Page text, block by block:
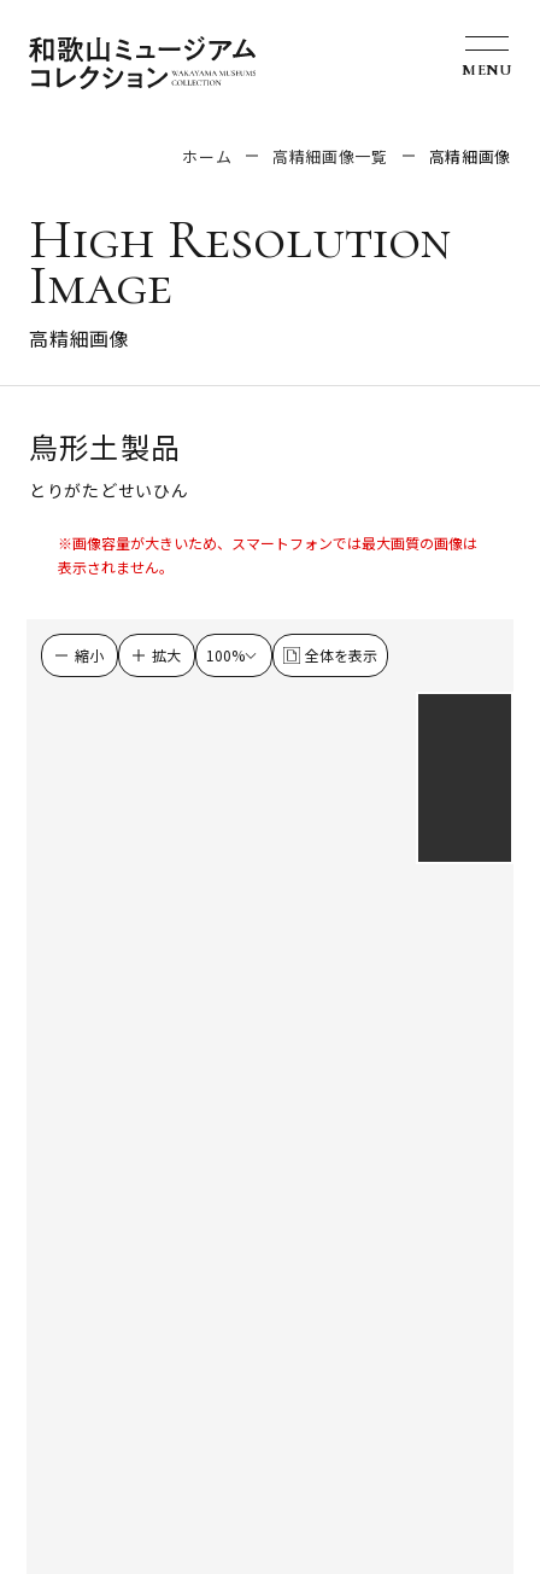
MENU
ホーム 高精細画像一覧 高精細画像
High Resolution
Image
高精細画像
鳥形土製品
とりがたどせいひん
画像容量が大きいため、スマートフォンでは最大画質の画像は
表示されません。
縮小 拡大 全体を表示